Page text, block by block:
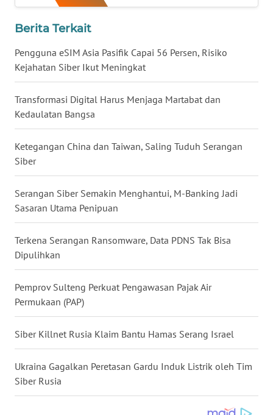
Berita Terkait
Pengguna eSIM Asia Pasifik Capai 56 Persen, Risiko
Kejahatan Siber Ikut Meningkat
Transformasi Digital Harus Menjaga Martabat dan
Kedaulatan Bangsa
Ketegangan China dan Taiwan, Saling Tuduh Serangan
Siber
Serangan Siber Semakin Menghantui, M-Banking Jadi
Sasaran Utama Penipuan
Terkena Serangan Ransomware, Data PDNS Tak Bisa
Dipulihkan
Pemprov Sulteng Perkuat Pengawasan Pajak Air
Permukaan (PAP)
Siber Killnet Rusia Klaim Bantu Hamas Serang Israel
Ukraina Gagalkan Peretasan Gardu Induk Listrik oleh Tim
Siber Rusia
NUSANTARA
WN
JOGJA
WN
JATIM
WN
BALI
WN
KALBAR
WN
KALTENG
WN
KALTARA
WN
WN